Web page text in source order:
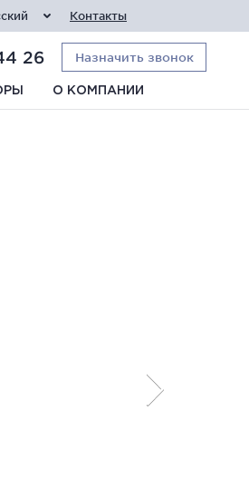
Контакты
26 Назначить звонок
О КОМПАНИИ